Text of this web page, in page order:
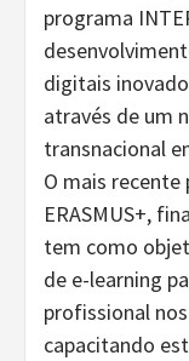
programa
digitais
através de um
transnacional
O mais recente
ERASMUS+,
tem como
de e-learning
profissional
capacitando